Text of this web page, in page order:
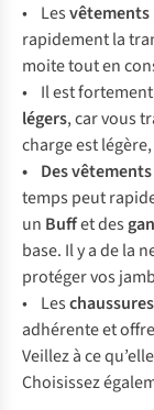
• Les
rapidement la
moite tout en
• Il est
légers, car vous
charge est
• Des
temps peut
un Buffet des
base. Il y a de la
protéger vos
• Les
adhérente et
Veillez à ce
Choisissez